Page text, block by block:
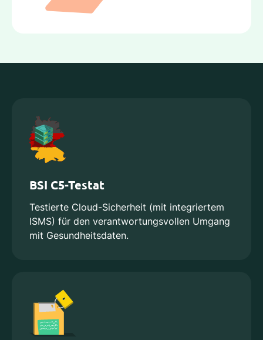
BSI C5-Testat
Testierte Cloud-Sicherheit (mit integriertem
ISMS) für den verantwortungsvollen Umgang
mit Gesundheitsdaten.